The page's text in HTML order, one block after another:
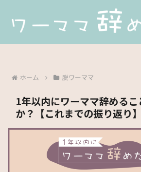
ホーム 脱ワーママ
1年以内にワーママ辞める
か？【これまでの振り返り】